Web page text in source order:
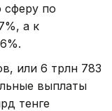
сферу по
а к
или 6 трлн 783
выплаты
тенге